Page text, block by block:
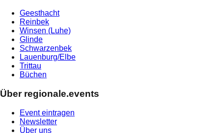
Geesthacht
Reinbek
Winsen (Luhe)
Glinde
Schwarzenbek
Lauenburg/Elbe
Trittau
Büchen
Über regionale.events
Event eintragen
Newsletter
Über uns